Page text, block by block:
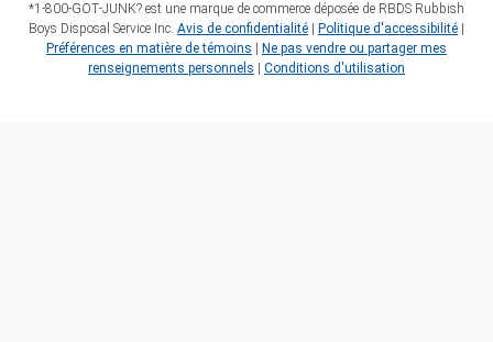
*1‑800‑GOT‑JUNK? est une marque de commerce déposée de RBDS Rubbish
Boys Disposal Service Inc. Avis de confidentialité Politique d'accessibilité
Préférences en matière de témoins
Ne pas vendre ou partager mes
renseignements personnels
Conditions d'utilisation